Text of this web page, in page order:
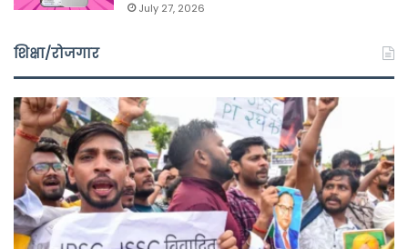
July 27, 2026
शिक्षा/रोजगार